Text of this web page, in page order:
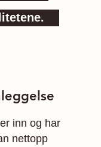
inn og har
nettopp